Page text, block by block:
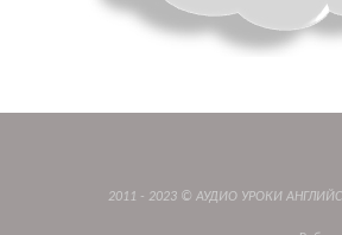
2011 - 2023 © АУДИО УРОКИ